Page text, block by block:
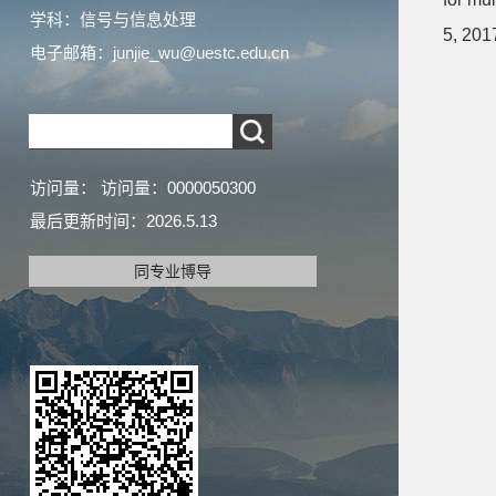
学科：信号与信息处理
电子邮箱： junjie_wu@uestc.edu.cn
访问量： 访问量： 0000050300
最后更新时间： 2026.5.13
同专业博导
5,